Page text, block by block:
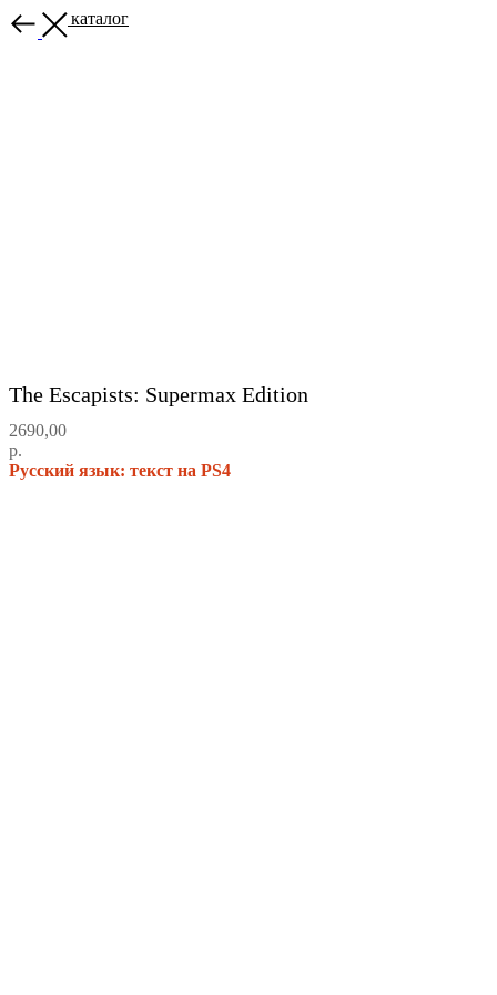
Назад в каталог
The Escapists: Supermax Edition
2690,00
р.
Русский язык: текст на PS4